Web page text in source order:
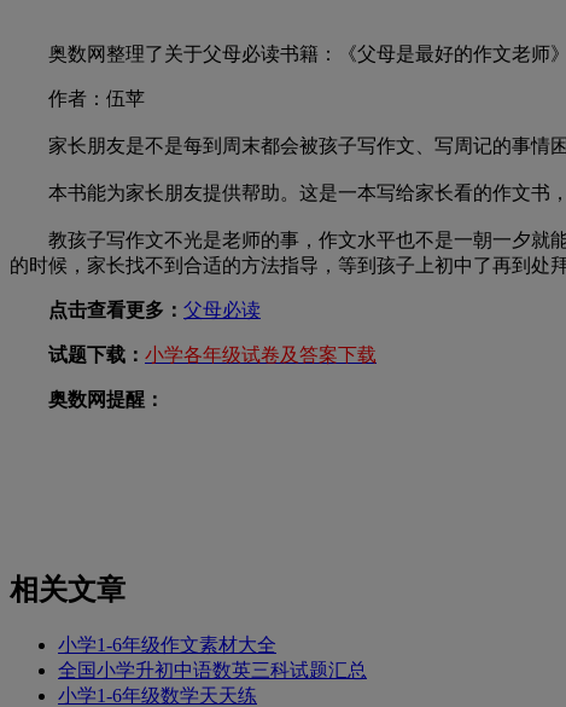
奥数网整理了关于父母必读书籍：《父母是最好的作文老师》
作者：伍苹
家长朋友是不是每到周末都会被孩子写作文、写周记的事情困
本书能为家长朋友提供帮助。这是一本写给家长看的作文书，
教孩子写作文不光是老师的事，作文水平也不是一朝一夕就
的时候，家长找不到合适的方法指导，等到孩子上初中了再到处
点击查看更多： 父母必读
试题下载： 小学各年级试卷及答案下载
奥数网提醒：
相关文章
小学1-6年级作文素材大全
全国小学升初中语数英三科试题汇总
小学1-6年级数学天天练